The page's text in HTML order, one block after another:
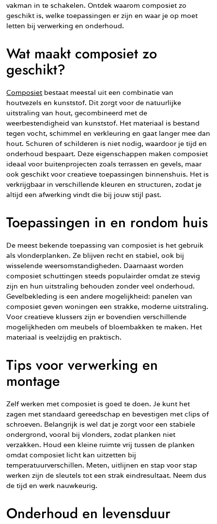
vakman in te schakelen. Ontdek waarom composiet zo
geschikt is, welke toepassingen er zijn en waar je op moet
letten bij verwerking en onderhoud.
Wat maakt composiet zo
geschikt?
Composiet bestaat meestal uit een combinatie van
houtvezels en kunststof. Dit zorgt voor de natuurlijke
uitstraling van hout, gecombineerd met de
weerbestendigheid van kunststof. Het materiaal is bestand
tegen vocht, schimmel en verkleuring en gaat langer mee dan
hout. Schuren of schilderen is niet nodig, waardoor je tijd en
onderhoud bespaart. Deze eigenschappen maken composiet
ideaal voor buitenprojecten zoals terrassen en gevels, maar
ook geschikt voor creatieve toepassingen binnenshuis. Het is
verkrijgbaar in verschillende kleuren en structuren, zodat je
altijd een afwerking vindt die bij jouw stijl past.
Toepassingen in en rondom huis
De meest bekende toepassing van composiet is het gebruik
als vlonderplanken. Ze blijven recht en stabiel, ook bij
wisselende weersomstandigheden. Daarnaast worden
composiet schuttingen steeds populairder omdat ze stevig
zijn en hun uitstraling behouden zonder veel onderhoud.
Gevelbekleding is een andere mogelijkheid: panelen van
composiet geven woningen een strakke, moderne uitstraling.
Voor creatieve klussers zijn er bovendien verschillende
mogelijkheden om meubels of bloembakken te maken. Het
materiaal is veelzijdig en praktisch.
Tips voor verwerking en
montage
Zelf werken met composiet is goed te doen. Je kunt het
zagen met standaard gereedschap en bevestigen met clips of
schroeven. Belangrijk is wel dat je zorgt voor een stabiele
ondergrond, vooral bij vlonders, zodat planken niet
verzakken. Houd een kleine ruimte vrij tussen de planken
omdat composiet licht kan uitzetten bij
temperatuurverschillen. Meten, uitlijnen en stap voor stap
werken zijn de sleutels tot een strak eindresultaat. Neem dus
de tijd en werk nauwkeurig.
Onderhoud en levensduur